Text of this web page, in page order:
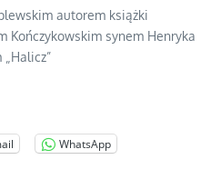
autorem książki
Kończykowskim synem Henryka
WhatsApp